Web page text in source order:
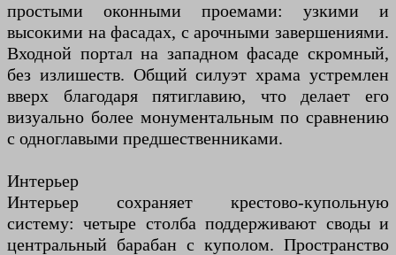
простыми оконными проемами: узкими и
высокими на фасадах, с арочными завершениями.
Входной портал на западном фасаде скромный,
без излишеств. Общий силуэт храма устремлен
вверх благодаря пятиглавию, что делает его
визуально более монументальным по сравнению
с одноглавыми предшественниками.
Интерьер
Интерьер сохраняет крестово-купольную
систему: четыре столба поддерживают своды и
центральный барабан с куполом. Пространство